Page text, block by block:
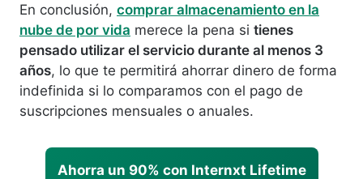
En conclusión, comprar almacenamiento en la
nube de por vida merece la pena si tienes
pensado utilizar el servicio durante al menos 3
años, lo que te permitirá ahorrar dinero de forma
indefinida si lo comparamos con el pago de
suscripciones mensuales o anuales.
Ahorra un 90% con Internxt Lifetime